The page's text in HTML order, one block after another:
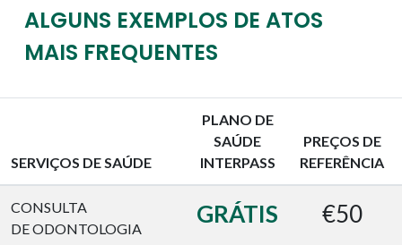
ALGUNS EXEMPLOS DE ATOS
MAIS FREQUENTES
SERVIÇOS DE SAÚDE
PLANO DE
SAÚDE
INTERPASS
PREÇOS DE
REFERÊNCIA
CONSULTA
DE ODONTOLOGIA
GRÁTIS €50